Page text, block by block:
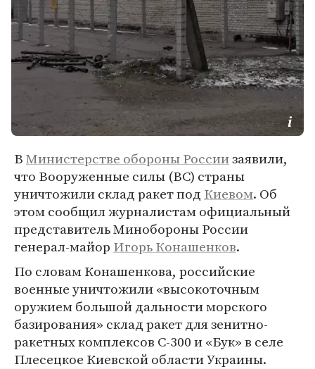
ВМинистерстве обороны Россиизаявили,
что Вооруженные силы (ВС) страны
уничтожили склад ракет под Киевом. Об
этом сообщил журналистам официальный
представитель Минобороны России
генерал-майор Игорь Конашенков.
По словам Конашенкова, российские
военные уничтожили «высокоточным
оружием большой дальности морского
базирования» склад ракет для зенитно-
ракетных комплексов С-300 и «Бук» в селе
Плесецкое Киевской области Украины.